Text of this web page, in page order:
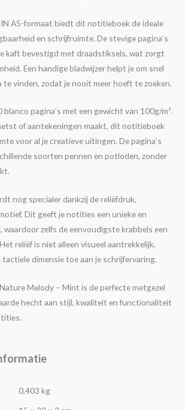
A5-formaat biedt dit notitieboek de ideale
en schrijfruimte. De stevige pagina’s
kaft bevestigd met draadstiksels, wat zorgt
Een handige bladwijzer helpt je om snel
te vinden, zodat je nooit meer hoeft te zoeken.
pagina’s met een gewicht van 100g/m².
of aantekeningen maakt, dit notitieboek
voor al je creatieve uitingen. De pagina’s
soorten pennen en potloden, zonder
nog specialer dankzij de reliëfdruk,
Dit geeft je notities een unieke en
zelfs de eenvoudigste krabbels een
reliëf is niet alleen visueel aantrekkelijk,
dimensie toe aan je schrijfervaring.
Melody – Mint is de perfecte metgezel
hecht aan stijl, kwaliteit en functionaliteit
0,403 kg